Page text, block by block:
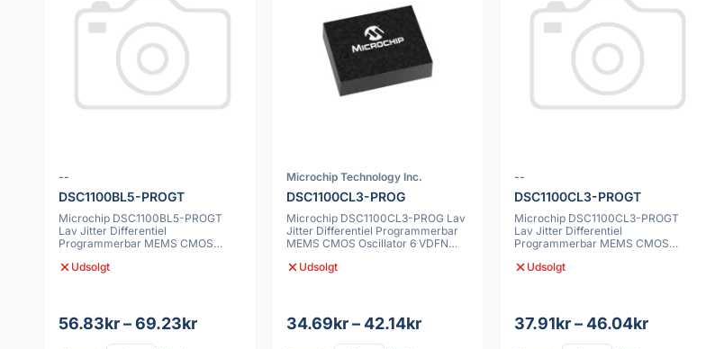
--
DSC1100BL5-PROGT
Microchip DSC1100BL5-PROGT
Lav Jitter Differentiel
Programmerbar MEMS CMOS
Udsolgt
56.83kr – 69.23kr
Microchip Technology Inc.
DSC1100CL3-PROG
Microchip DSC1100CL3-PROG Lav
Jitter Differentiel Programmerbar
MEMS CMOS Oscillator 6 VDFN
Udsolgt
34.69kr – 42.14kr
--
DSC1100CL3-PROGT
Microchip DSC1100CL3-PROGT
Lav Jitter Differentiel
Programmerbar MEMS CMOS
Udsolgt
37.91kr – 46.04kr